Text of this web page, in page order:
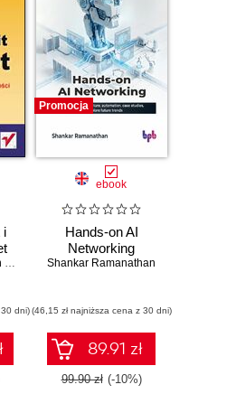
i
30 dni)
Promocja
ebook
Hands-on AI
Networking
Shankar Ramanathan
(46,15 zł najniższa cena z 30 dni)
89.91 zł
99.90 zł (-10%)